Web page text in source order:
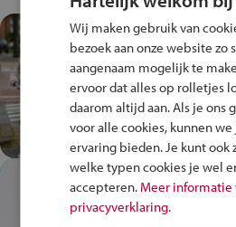
Test je
Fiets
Speel het Fiets
en win een
In de
plek!
Wij maken gebruik van
bezoek aan onze website zo
aangenaam mogelijk te
ervoor dat alles op rolletjes
daarom altijd aan. Als je ons
voor alle cookies, kunnen
ervaring bieden. Je kunt ook
welke typen cookies je wel
accepteren. Meer informatie
privacyverklaring.